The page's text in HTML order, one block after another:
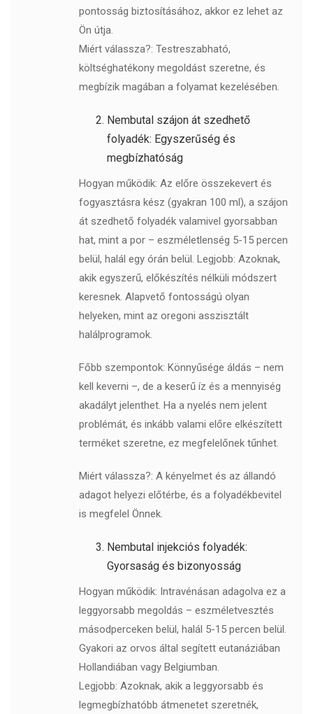
pontosság biztosításához, akkor ez lehet az
Ön útja.
Miért válassza?: Testreszabható,
költséghatékony megoldást szeretne, és
megbízik magában a folyamat kezelésében.
Nembutal szájon át szedhető
folyadék: Egyszerűség és
megbízhatóság
Hogyan működik: Az előre összekevert és
fogyasztásra kész (gyakran 100 ml), a szájon
át szedhető folyadék valamivel gyorsabban
hat, mint a por – eszméletlenség 5-15 percen
belül, halál egy órán belül. Legjobb: Azoknak,
akik egyszerű, előkészítés nélküli módszert
keresnek. Alapvető fontosságú olyan
helyeken, mint az oregoni asszisztált
halálprogramok.
Főbb szempontok: Könnyűsége áldás – nem
kell keverni –, de a keserű íz és a mennyiség
akadályt jelenthet. Ha a nyelés nem jelent
problémát, és inkább valami előre elkészített
terméket szeretne, ez megfelelőnek tűnhet.
Miért válassza?: A kényelmet és az állandó
adagot helyezi előtérbe, és a folyadékbevitel
is megfelel Önnek.
Nembutal injekciós folyadék:
Gyorsaság és bizonyosság
Hogyan működik: Intravénásan adagolva ez a
leggyorsabb megoldás – eszméletvesztés
másodperceken belül, halál 5-15 percen belül.
Gyakori az orvos által segített eutanáziában
Hollandiában vagy Belgiumban.
Legjobb: Azoknak, akik a leggyorsabb és
legmegbízhatóbb átmenetet szeretnék,